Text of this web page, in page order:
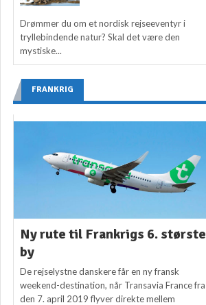
Drømmer du om et nordisk rejseeventyr i
tryllebindende natur? Skal det være den
mystiske...
FRANKRIG
Ny rute til Frankrigs 6. største
by
De rejselystne danskere får en ny fransk
weekend-destination, når Transavia France fra
den 7. april 2019 flyver direkte mellem